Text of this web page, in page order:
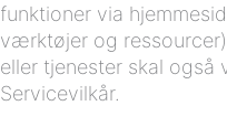
funktioner via
værktøjer og
eller tjenester skal
Servicevilkår.